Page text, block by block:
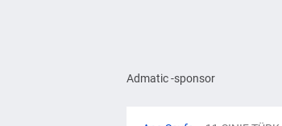
Admatic -sponsor